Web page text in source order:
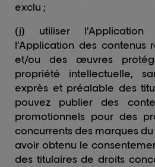
exclu ;
(j) utiliser
l’Application des contenus
et/ou des œuvres
propriété intellectuelle,
exprès et préalable des
pouvez publier des
promotionnels pour des
concurrents des marques
avoir obtenu le
des titulaires de droits